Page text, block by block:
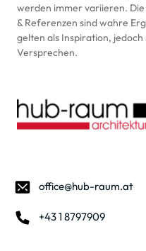
werden immer variieren. Die
& Referenzen sind wahre
gelten als Inspiration,
Versprechen.
office@hub-raum.at
+43 1 8797909